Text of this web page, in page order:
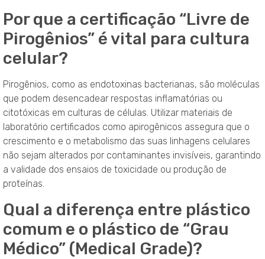
Por que a certificação “Livre de
Pirogênios” é vital para cultura
celular?
Pirogênios, como as endotoxinas bacterianas, são moléculas
que podem desencadear respostas inflamatórias ou
citotóxicas em culturas de células. Utilizar materiais de
laboratório certificados como apirogênicos assegura que o
crescimento e o metabolismo das suas linhagens celulares
não sejam alterados por contaminantes invisíveis, garantindo
a validade dos ensaios de toxicidade ou produção de
proteínas.
Qual a diferença entre plástico
comum e o plástico de “Grau
Médico” (Medical Grade)?